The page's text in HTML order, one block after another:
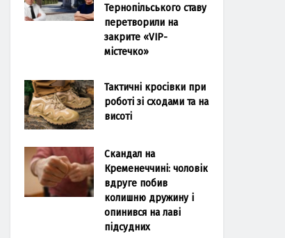
Тернопільського ставу
перетворили на
закрите «VIP-
містечко»
Тактичні кросівки при
роботі зі сходами та на
висоті
Скандал на
Кременеччині: чоловік
вдруге побив
колишню дружину і
опинився на лаві
підсудних